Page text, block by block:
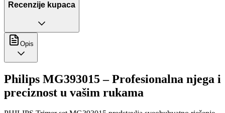
Recenzije kupaca
Opis
Philips MG393015 – Profesionalna njega i
preciznost u vašim rukama